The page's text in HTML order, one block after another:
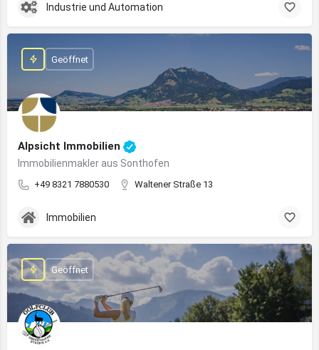
Industrie und Automation
Alpsicht Immobilien
Immobilienmakler aus Sonthofen
+49 8321 7880530 Waltener Straße 13
Geöffnet
Immobilien
Geöffnet